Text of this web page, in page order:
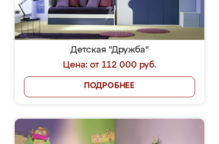
Детская "Дружба"
Цена: от 112 000 руб.
ПОДРОБНЕЕ